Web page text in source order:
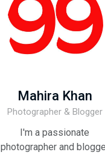
Mahira Khan
Photographer & Blogger
I'm a passionate
photographer and